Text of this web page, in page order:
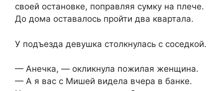
своей остановке, поправляя сумку на плече.
До дома оставалось пройти два квартала.
У подъезда девушка столкнулась с соседкой.
— Анечка, — окликнула пожилая женщина.
— А я вас с Мишей видела вчера в банке.